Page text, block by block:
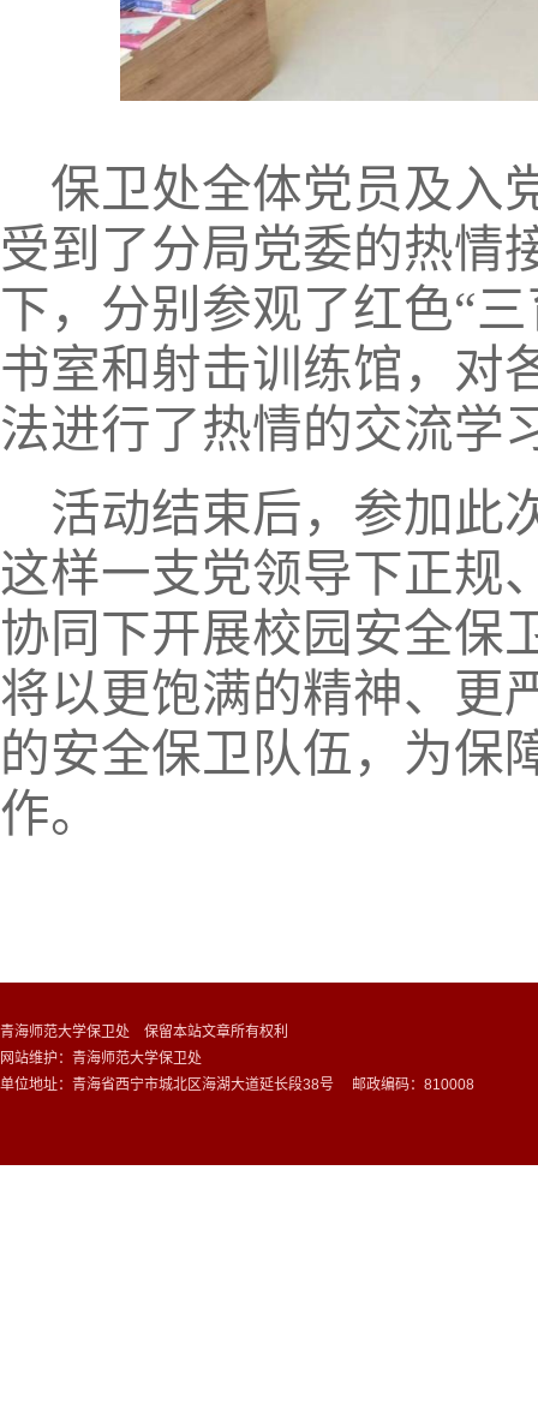
保卫处全体党员及入
受到了分局党委的热情
下，分别参观了红色“
书室和射击训练馆，对
法进行了热情的交流学
活动结束后，参加此
这样一支党领导下正规
协同下开展校园安全保
将以更饱满的精神、更
的安全保卫队伍，为保
作。
青海师范大学保卫处 保留本站文章所有权利
网站维护：青海师范大学保卫处
单位地址：青海省西宁市城北区海湖大道延长段38号 邮政编码：810008